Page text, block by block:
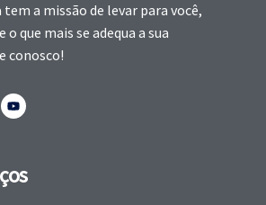
tem a missão de levar para você,
que mais se adequa a sua
conosco!